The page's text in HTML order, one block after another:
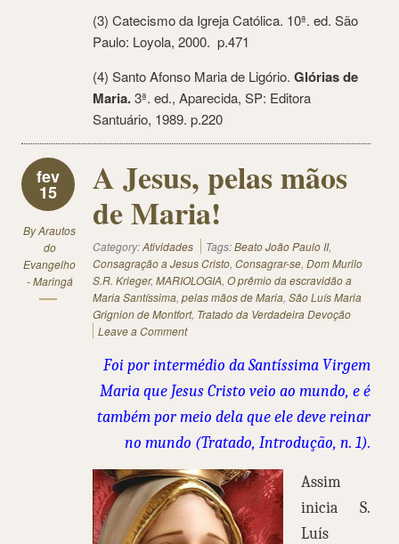
(3) Catecismo da Igreja Católica. 10ª. ed. São
Paulo: Loyola, 2000. p.471
(4) Santo Afonso Maria de Ligório. Glórias de
Maria.3ª. ed., Aparecida, SP: Editora
Santuário, 1989. p.220
fev
15
ByArautos
do
Evangelho
- Maringá
A Jesus, pelas mãos
de Maria!
Category:Atividades Tags:Beato João Paulo II,
Consagração a Jesus Cristo, Consagrar-se, Dom Murilo
S.R. Krieger, MARIOLOGIA, O prêmio da escravidão a
Maria Santíssima, pelas mãos de Maria, São Luís Maria
Grignion de Montfort, Tratado da Verdadeira Devoção
Leave a Comment
Foi por intermédio da Santíssima Virgem
Maria que Jesus Cristo veio ao mundo, e é
também por meio dela que ele deve reinar
no mundo (Tratado, Introdução, n. 1).
Assim
inicia S.
Luís